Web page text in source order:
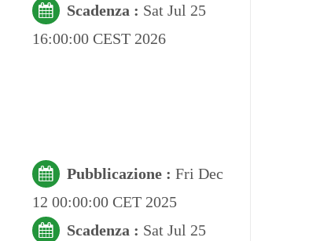
Scadenza : Sat Jul 25
16:00:00 CEST 2026
Pubblicazione : Fri Dec
12 00:00:00 CET 2025
Scadenza : Sat Jul 25